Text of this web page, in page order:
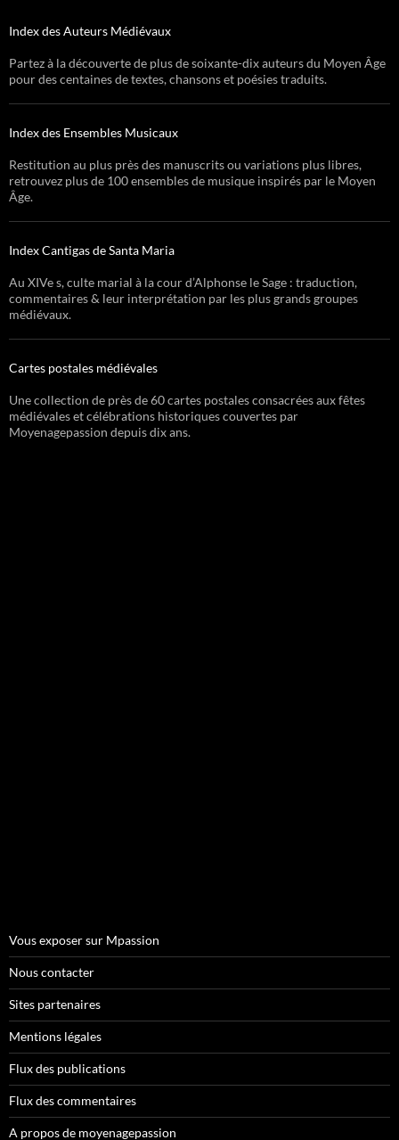
Index des Auteurs Médiévaux
Partez à la découverte de plus de soixante-dix auteurs du Moyen Âge
pour des centaines de textes, chansons et poésies traduits.
Index des Ensembles Musicaux
Restitution au plus près des manuscrits ou variations plus libres,
retrouvez plus de 100 ensembles de musique inspirés par le Moyen
Âge.
Index Cantigas de Santa Maria
Au XIVe s, culte marial à la cour d’Alphonse le Sage : traduction,
commentaires & leur interprétation par les plus grands groupes
médiévaux.
Cartes postales médiévales
Une collection de près de 60 cartes postales consacrées aux fêtes
médiévales et célébrations historiques couvertes par
Moyenagepassion depuis dix ans.
Vous exposer sur Mpassion
Nous contacter
Sites partenaires
Mentions légales
Flux des publications
Flux des commentaires
A propos de moyenagepassion